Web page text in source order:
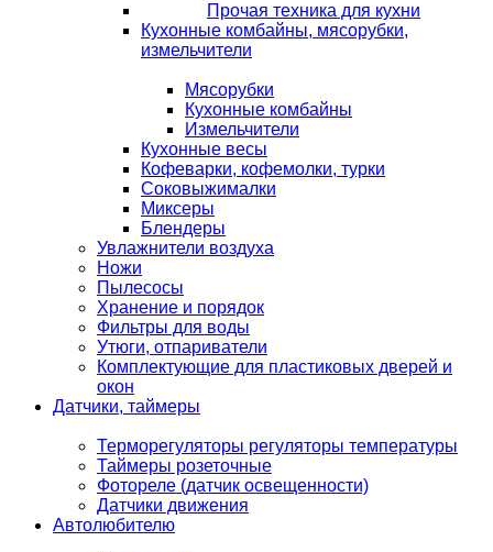
Прочая техника для кухни
Кухонные комбайны, мясорубки,
измельчители
Мясорубки
Кухонные комбайны
Измельчители
Кухонные весы
Кофеварки, кофемолки, турки
Соковыжималки
Миксеры
Блендеры
Увлажнители воздуха
Ножи
Пылесосы
Хранение и порядок
Фильтры для воды
Утюги, отпариватели
Комплектующие для пластиковых дверей и
окон
Датчики, таймеры
Терморегуляторы регуляторы температуры
Таймеры розеточные
Фотореле (датчик освещенности)
Датчики движения
Автолюбителю